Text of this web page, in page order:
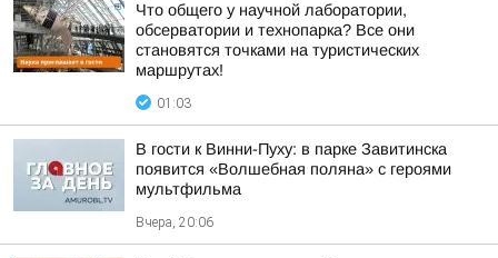
Что общего у научной лаборатории,
обсерватории и технопарка? Все они
становятся точками на туристических
маршрутах!
01:03
В гости к Винни-Пуху: в парке Завитинска
появится «Волшебная поляна» с героями
мультфильма
Вчера, 20:06